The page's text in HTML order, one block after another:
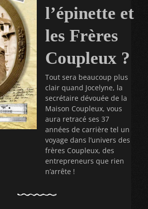
l’épinette et
les Frères
Coupleux ?
Tout sera beaucoup plus
clair quand Jocelyne, la
secrétaire dévouée de la
Maison Coupleux, vous
aura retracé ses 37
années de carrière tel un
voyage dans l’univers des
frères Coupleux, des
entrepreneurs que rien
n’arrête !